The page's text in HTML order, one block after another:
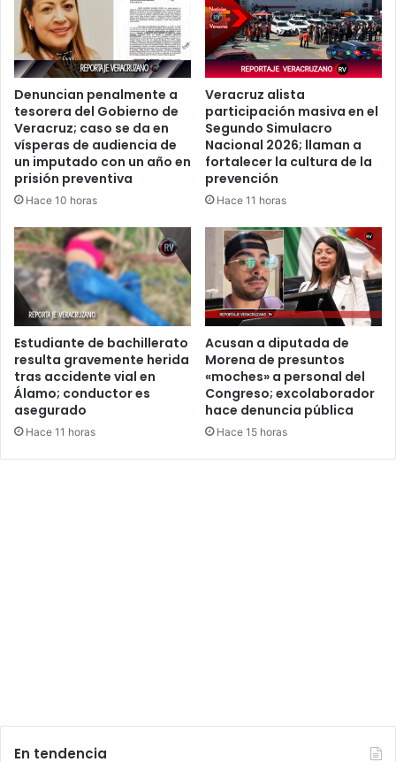
Denuncian penalmente a
tesorera del Gobierno de
Veracruz; caso se da en
vísperas de audiencia de
un imputado con un año en
prisión preventiva
Hace 10 horas
Veracruz alista
participación masiva en el
Segundo Simulacro
Nacional 2026; llaman a
fortalecer la cultura de la
prevención
Hace 11 horas
Estudiante de bachillerato
resulta gravemente herida
tras accidente vial en
Álamo; conductor es
asegurado
Hace 11 horas
Acusan a diputada de
Morena de presuntos
«moches» a personal del
Congreso; excolaborador
hace denuncia pública
Hace 15 horas
En tendencia